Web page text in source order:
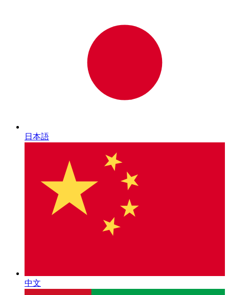
日本語
中文